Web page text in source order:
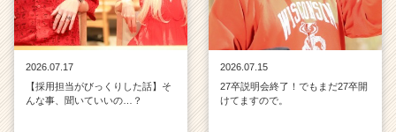
2026.07.17
【採用担当がびっくりした話】そ
んな事、聞いていいの…？
2026.07.15
27卒説明会終了！でもまだ27卒開
けてますので。